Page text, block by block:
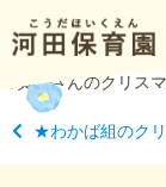
★黄組さんのクリス
★わかば組のク